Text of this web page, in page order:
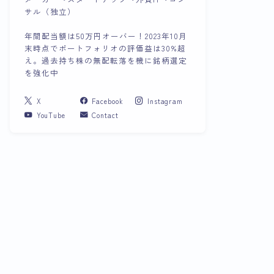
サル（独立）
年間配当額は50万円オーバー！2023年10月
末時点でポートフォリオの評価益は30%超
え。過去持ち株の無配転落を機に銘柄選定
を強化中
X Facebook
Instagram
YouTube
Contact